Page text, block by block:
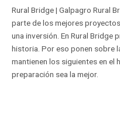
Rural Bridge | Galpagro Rural
parte de los mejores
una inversión. En Rural Bridge
historia. Por eso ponen sobre
mantienen los siguientes en el
preparación sea la mejor.